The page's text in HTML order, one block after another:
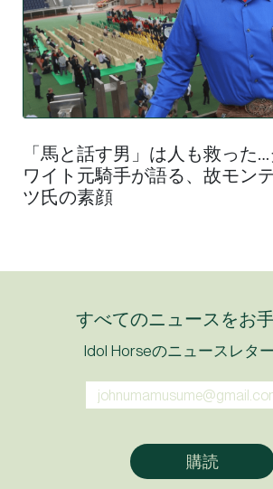
「馬と話す男」は人も救った
ワイト元騎手が語る、故モン
ツ氏の素顔
すべてのニュースをお手
Idol Horseのニュースレタ